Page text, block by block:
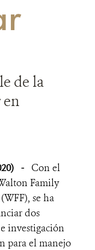
de la
- Con el
Family
se ha
dos
investigación
para el manejo